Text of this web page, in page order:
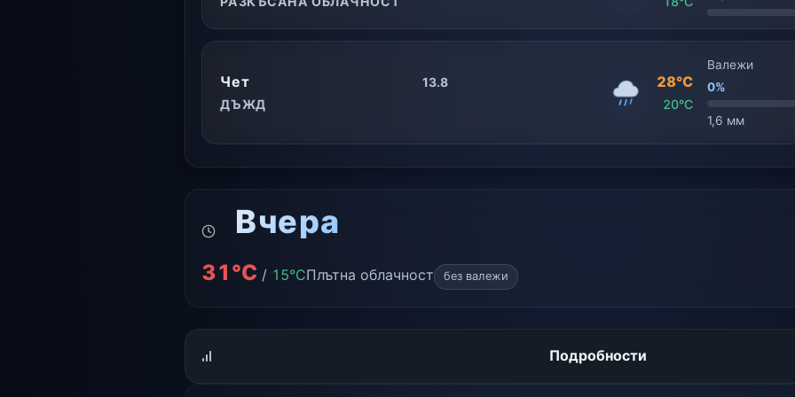
Чет
13.8
ДЪЖД
28°C
20°C
Валежи
0%
1,6 мм
Вчера
31°C / 15°CПлътна облачност без валежи
Подробности